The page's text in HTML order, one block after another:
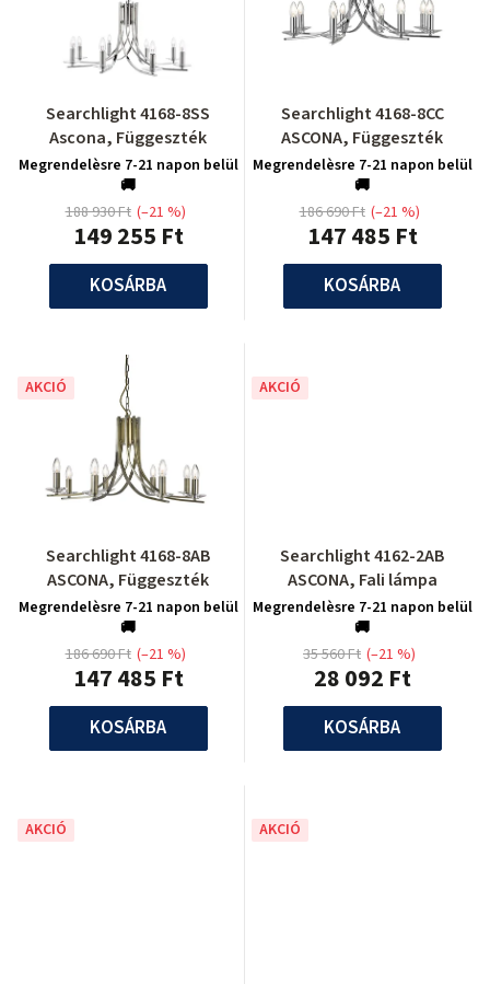
Searchlight 4168-8SS
Ascona, Függeszték
Megrendelèsre 7-21 napon belül
🚚
149 255 Ft
188 930 Ft (–21 %)
KOSÁRBA
Searchlight 4168-8CC
ASCONA, Függeszték
Megrendelèsre 7-21 napon belül
🚚
147 485 Ft
186 690 Ft (–21 %)
KOSÁRBA
AKCIÓ
Searchlight 4168-8AB
ASCONA, Függeszték
Megrendelèsre 7-21 napon belül
🚚
147 485 Ft
186 690 Ft (–21 %)
KOSÁRBA
AKCIÓ
Searchlight 4162-2AB
ASCONA, Fali lámpa
Megrendelèsre 7-21 napon belül
🚚
28 092 Ft
35 560 Ft (–21 %)
KOSÁRBA
AKCIÓ AKCIÓ